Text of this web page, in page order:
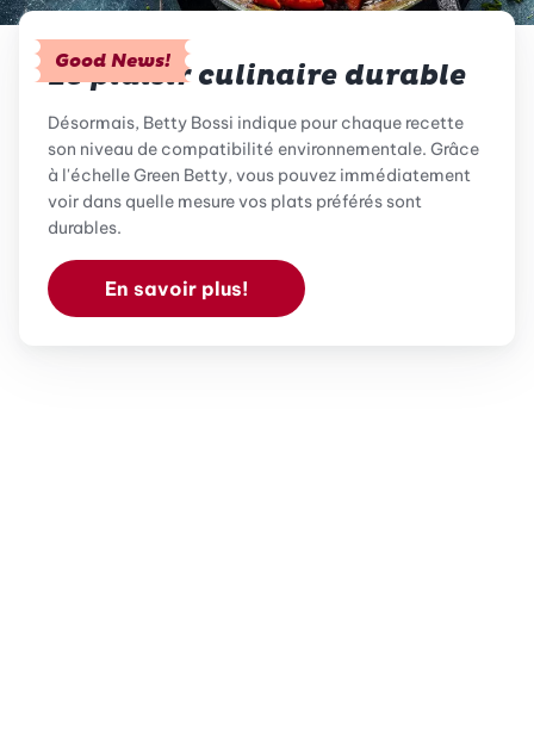
Good News!
Le plaisir culinaire durable
Désormais, Betty Bossi indique pour chaque recette
son niveau de compatibilité environnementale. Grâce
à l'échelle Green Betty, vous pouvez immédiatement
voir dans quelle mesure vos plats préférés sont
durables.
En savoir plus!